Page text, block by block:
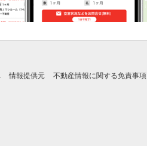
情報提供元 不動産情報に関する免責事項